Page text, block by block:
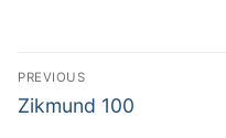
Navigace
pro
PREVIOUS
Předchozí
Zikmund 100